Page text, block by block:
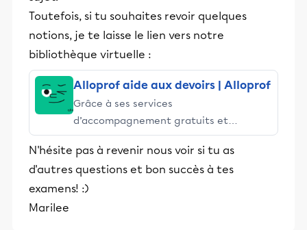
Toutefois, si tu souhaites revoir quelques
notions, je te laisse le lien vers notre
bibliothèque virtuelle :
Alloprof aide aux devoirs | Alloprof
Grâce à ses services
d’accompagnement gratuits et
stimulants, Alloprof engage les élèves
et leurs parents dans la réussite
éducative.
N'hésite pas à revenir nous voir si tu as
d'autres questions et bon succès à tes
examens! :)
Marilee